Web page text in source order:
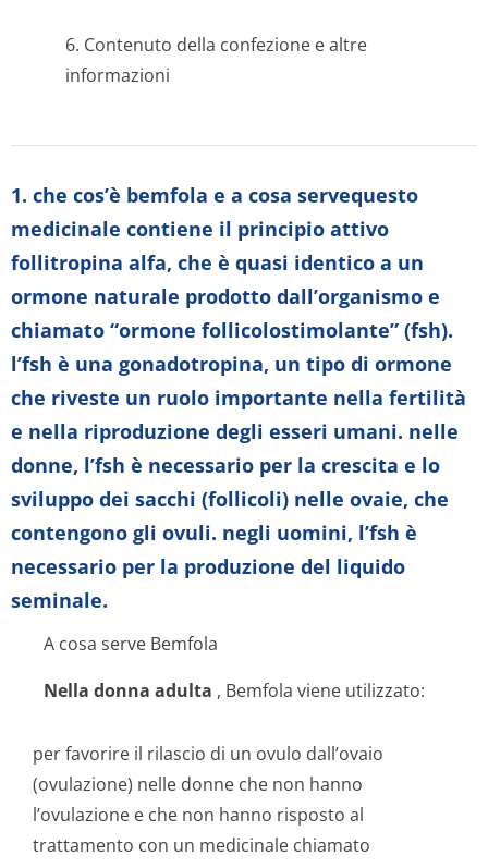
6. Contenuto della confezione e altre
informazioni
1. che cos’è bemfola e a cosa servequesto
medicinale contiene il principio attivo
follitropina alfa, che è quasi identico a un
ormone naturale prodotto dall’organismo e
chiamato “ormone follicolostimolante” (fsh).
l’fsh è una gonadotropina, un tipo di ormone
che riveste un ruolo importante nella fertilità
e nella riproduzione degli esseri umani. nelle
donne, l’fsh è necessario per la crescita e lo
sviluppo dei sacchi (follicoli) nelle ovaie, che
contengono gli ovuli. negli uomini, l’fsh è
necessario per la produzione del liquido
seminale.
A cosa serve Bemfola
Nella donna adulta , Bemfola viene utilizzato:
per favorire il rilascio di un ovulo dall’ovaio
(ovulazione) nelle donne che non hanno
l’ovulazione e che non hanno risposto al
trattamento con un medicinale chiamato